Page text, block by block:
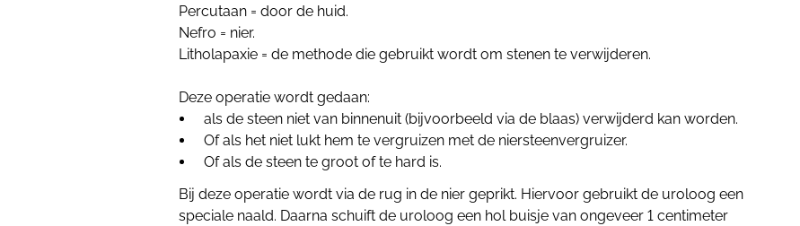
Percutaan = door de huid.
Nefro = nier.
Litholapaxie = de methode die gebruikt wordt om stenen te verwijderen.
Deze operatie wordt gedaan:
als de steen niet van binnenuit (bijvoorbeeld via de blaas) verwijderd kan worden.
Of als het niet lukt hem te vergruizen met de niersteenvergruizer.
Of als de steen te groot of te hard is.
Bij deze operatie wordt via de rug in de nier geprikt. Hiervoor gebruikt de uroloog een
speciale naald. Daarna schuift de uroloog een hol buisje van ongeveer 1 centimeter